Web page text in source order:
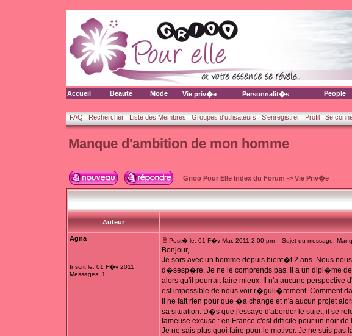
Accueil Beauté Mode Vie priv�e Personnalit�s People
FAQ Rechercher Liste des Membres Groupes d'utilisateurs S'enregistrer Profil Se
Manque d'ambition de mon homme
Grioo Pour Elle Index du Forum -> Vie Priv�e
Auteur
Agna
Inscrit le: 01 F�v 2011
Messages: 1
Post� le: 01 F�v Mar, 2011 2:00 pm Sujet du message:
Bonjour,
Je sors avec un homme depuis bient�t 2 ans. Nous
d�sesp�re. Je ne le comprends pas. Il a un dipl�me
alors qu'il pourrait faire mieux. Il n'a aucune
est impossible de nous voir r�guli�rement. Comment
Il ne fait rien pour que �a change et n'a aucun projet
sa situation. D�s que j'essaye d'aborder le sujet, il se
fameuse excuse : en France c'est difficile pour un noir de
Je ne sais plus quoi faire pour le motiver. Je ne suis